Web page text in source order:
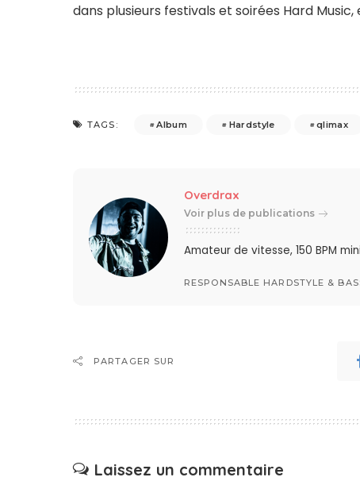
dans plusieurs festivals et soirées Hard
TAGS: Album Hardstyle qlimax
Overdrax
Voir plus de publications
Amateur de vitesse, 150 BPM
RESPONSABLE HARDSTYLE &
PARTAGER SUR
Laissez un commentaire